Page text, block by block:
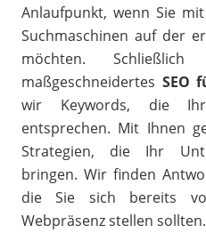
Anlaufpunkt, wenn Sie
Suchmaschinen auf der
möchten.
maßgeschneidertes SEO
wir Keywords, die
entsprechen. Mit Ihnen
Strategien, die Ihr
bringen. Wir finden
die Sie sich bereits
Webpräsenz stellen